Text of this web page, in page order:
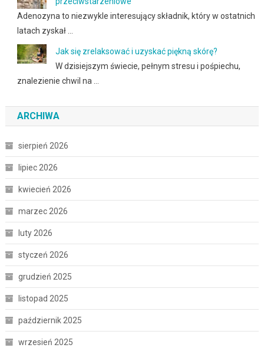
Adenozyna to niezwykle interesujący składnik, który w ostatnich
latach zyskał …
Jak się zrelaksować i uzyskać piękną skórę?
W dzisiejszym świecie, pełnym stresu i pośpiechu,
znalezienie chwil na …
ARCHIWA
sierpień 2026
lipiec 2026
kwiecień 2026
marzec 2026
luty 2026
styczeń 2026
grudzień 2025
listopad 2025
październik 2025
wrzesień 2025